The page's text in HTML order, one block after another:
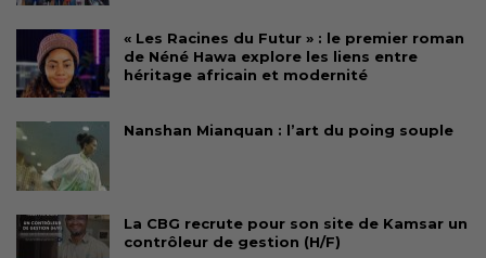
« Les Racines du Futur » : le premier roman
de Néné Hawa explore les liens entre
héritage africain et modernité
Nanshan Mianquan : l’art du poing souple
La CBG recrute pour son site de Kamsar un
contrôleur de gestion (H/F)